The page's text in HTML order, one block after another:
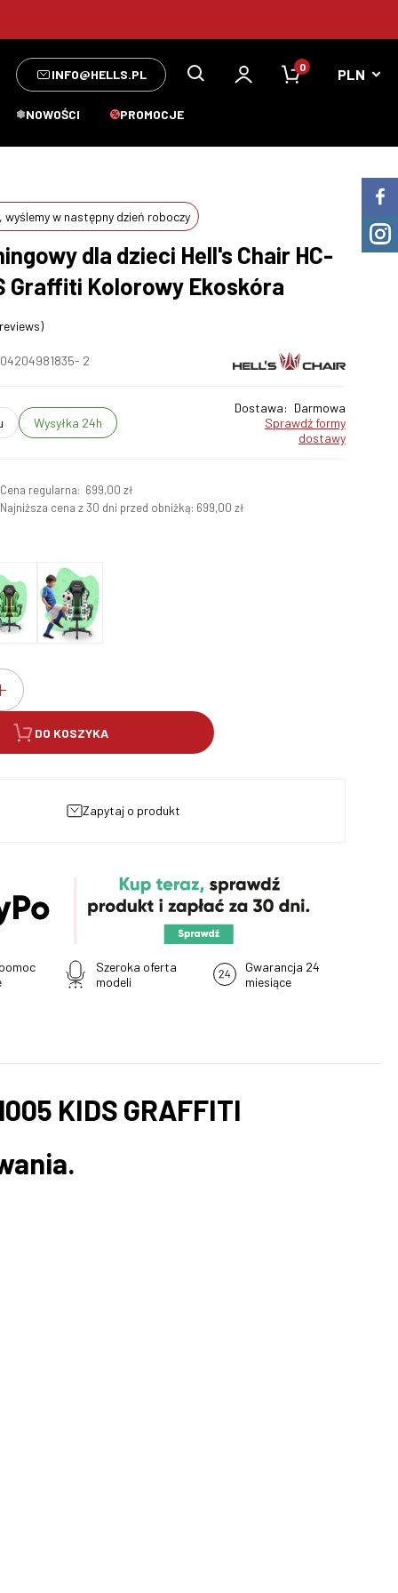
NOWOŚCI PROMOCJE
INFO@HELLS.PL 0
w następny dzień roboczy
dla dzieci Hell's Chair HC-
Graffiti Kolorowy Ekoskóra
2
Wysyłka 24h
Dostawa:
Darmowa
sprawdź formy
dostawy
Cena regularna: 699,00 zł
Najniższa cena z 30 dni przed obniżką: 699,00 zł
DO KOSZYKA
zapytaj o produkt
Szeroka oferta
modeli
Gwarancja 24
miesiące
KIDS GRAFFITI